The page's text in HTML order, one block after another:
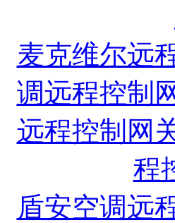
麦克维尔远
调远程控制
远程控制网
程
盾安空调远